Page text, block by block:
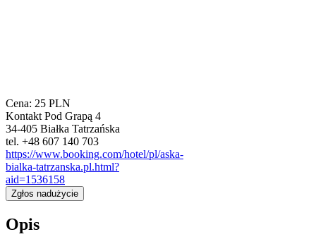
Cena: 25 PLN
Kontakt Pod Grapą 4
34-405 Białka Tatrzańska
tel. +48 607 140 703
https://www.booking.com/hotel/pl/aska-
bialka-tatrzanska.pl.html?
aid=1536158
Zgłos nadużycie
Opis